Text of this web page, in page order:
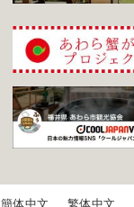
簡体中文 繁体中文